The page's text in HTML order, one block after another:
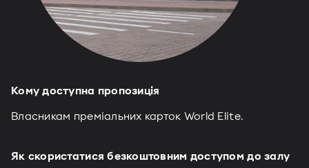
Кому доступна пропозиція
Власникам преміальних карток World Elite.
Як скористатися безкоштовним доступом до залу